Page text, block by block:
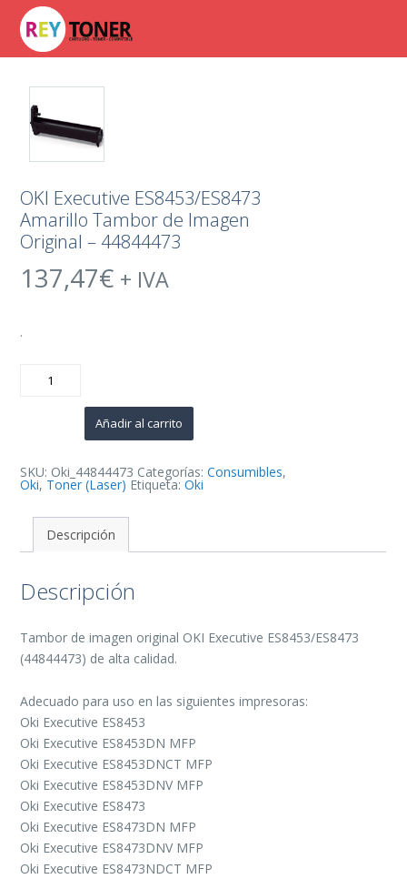
OKI Executive ES8453/ES8473
Amarillo Tambor de Imagen
Original – 44844473
137,47€ + IVA
.
Executive
-
44844473
cantidad
Añadir al carrito
SKU: Oki_44844473 Categorías:Consumibles,
Oki, Toner (Laser) Etiqueta:Oki
Descripción
Descripción
Tambor de imagen original OKI Executive ES8453/ES8473
(44844473) de alta calidad.
Adecuado para uso en las siguientes impresoras:
Oki Executive ES8453
Oki Executive ES8453DN MFP
Oki Executive ES8453DNCT MFP
Oki Executive ES8453DNV MFP
Oki Executive ES8473
Oki Executive ES8473DN MFP
Oki Executive ES8473DNV MFP
Oki Executive ES8473NDCT MFP